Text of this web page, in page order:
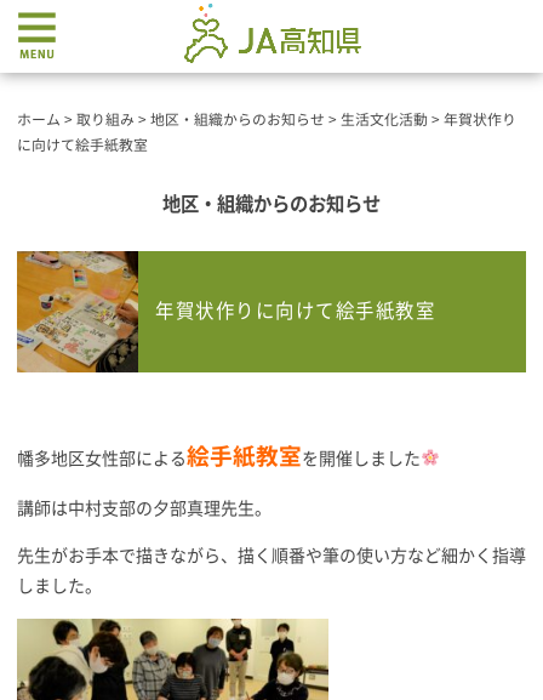
ホーム > 取り組み > 地区・組織からのお知らせ > 生活文化活動 > 年賀状作り
に向けて絵手紙教室
地区・組織からのお知らせ
年賀状作りに向けて絵手紙教室
幡多地区女性部による絵手紙教室を開催しました
講師は中村支部の夕部真理先生。
先生がお手本で描きながら、描く順番や筆の使い方など細かく指導
しました。